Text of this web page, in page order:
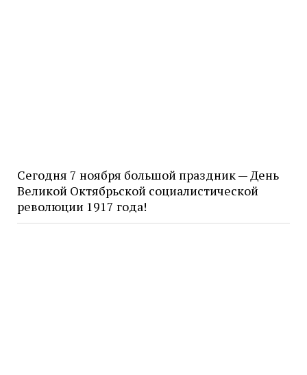
Сегодня 7 ноября большой праздник — День
Великой Октябрьской социалистической
революции 1917 года!